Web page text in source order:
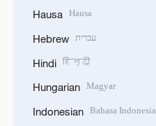
Hausa Hausa
Hebrew עברית
Hindi हिन्दी
Hungarian Magyar
Indonesian Bahasa Indonesia